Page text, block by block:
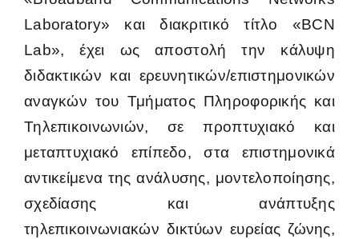
Τεχνολογίας Βίντεο και Νεφοϋπολογιστικής
Ψηφιακής Νευροψυχολογικής Αξιολόγησης
Laboratory» και διακριτικό τίτλο «BCN
Lab», έχει ως αποστολή την κάλυψη
διδακτικών και ερευνητικών/επιστημονικών
αναγκών του Τμήματος Πληροφορικής και
Τηλεπικοινωνιών, σε προπτυχιακό και
μεταπτυχιακό επίπεδο, στα επιστημονικά
αντικείμενα της ανάλυσης, μοντελοποίησης,
σχεδίασης και ανάπτυξης
τηλεπικοινωνιακών δικτύων ευρείας ζώνης,